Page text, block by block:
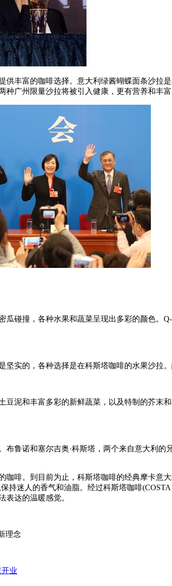
丰富的咖啡选择。意大利绿酱蝴蝶面条沙拉
广州限量沙拉将被引入健康，更有营养和丰
碰撞，各种水果和蔬菜呈现出多彩的颜色。
实的，各种选择是在科斯塔咖啡的水果沙拉
豆泥和丰富多彩的新鲜蔬菜，以及特制的芥
布鲁诺和塞尔吉奥·科斯塔，两个来自意大利
咖啡。到目前为止，科斯塔咖啡的经典摩卡意
持迷人的香气和油脂。经过科斯塔咖啡
表达的温暖感觉。
理念
业